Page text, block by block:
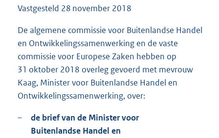
8
b
Vastgesteld 28 november 2018
De algemene commissie voor Buitenlandse Handel
en Ontwikkelingssamenwerking en de vaste
commissie voor Europese Zaken hebben op
31 oktober 2018 overleg gevoerd met mevrouw
Kaag, Minister voor Buitenlandse Handel en
Ontwikkelingssamenwerking, over:
–
de brief van de Minister voor
Buitenlandse Handel en